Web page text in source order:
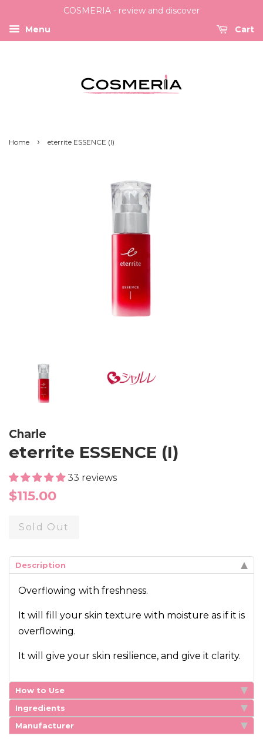
COSMERIA - review and discover
Menu
Cart
Home › eterrite ESSENCE (I)
Charle
eterrite ESSENCE (I)
33 reviews
Regular
$115.00
Sold Out
Description
Overflowing with freshness.
It will fill your skin texture with moisture as if it is
overflowing.
It will give your skin resilience, and give it clarity.
How to Use
Ingredients
Manufacturer